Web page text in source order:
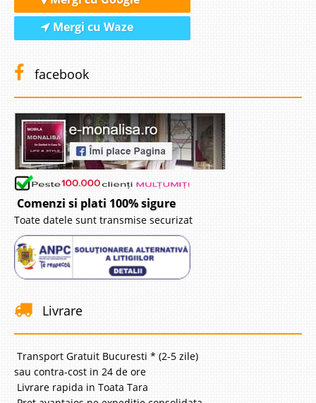
Mergi cu Waze
facebook
Comenzi si plati 100% sigure
Toate datele sunt transmise securizat
Livrare
Transport Gratuit Bucuresti * (2-5 zile)
sau contra-cost in 24 de ore
Livrare rapida in Toata Tara